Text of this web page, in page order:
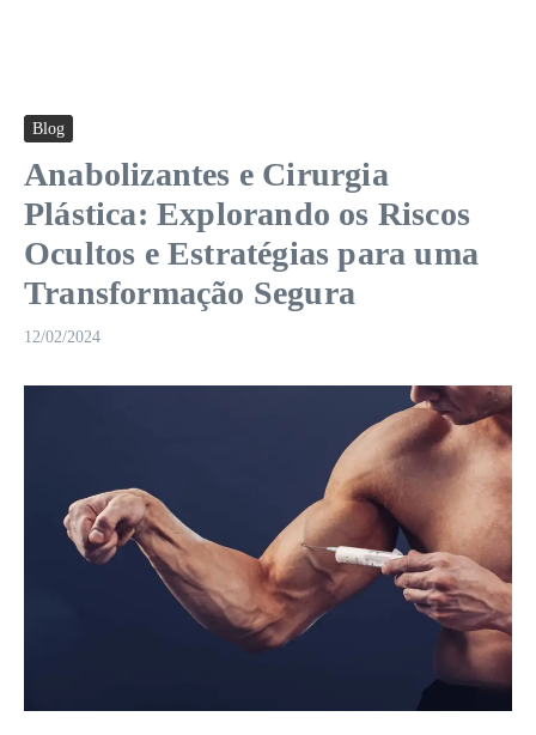
Blog
Anabolizantes e Cirurgia
Plástica: Explorando os Riscos
Ocultos e Estratégias para uma
Transformação Segura
12/02/2024